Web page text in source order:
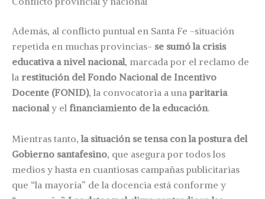
Además, al conflicto puntual en Santa Fe -situación
repetida en muchas provincias- se sumó la crisis
educativa a nivel nacional, marcada por el reclamo de
la restitución del Fondo Nacional de Incentivo
Docente (FONID), la convocatoria a unaparitaria
nacionaly el financiamiento de la educación.
Mientras tanto,la situación se tensa con la postura del
Gobierno santafesino, que asegura por todos los
medios y hasta en cuantiosas campañas publicitarias
que “la mayoría” de la docencia está conforme y